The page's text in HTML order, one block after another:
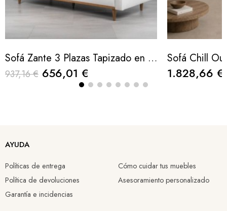
Sofá Zante 3 Plazas Tapizado en Tejido Blanco Roto 215cm
937,16 € 656,01 € 1.828,66 €
AYUDA
Políticas de entrega
Política de devoluciones
Garantía e incidencias
Cómo cuidar tus muebles
Asesoramiento personalizado